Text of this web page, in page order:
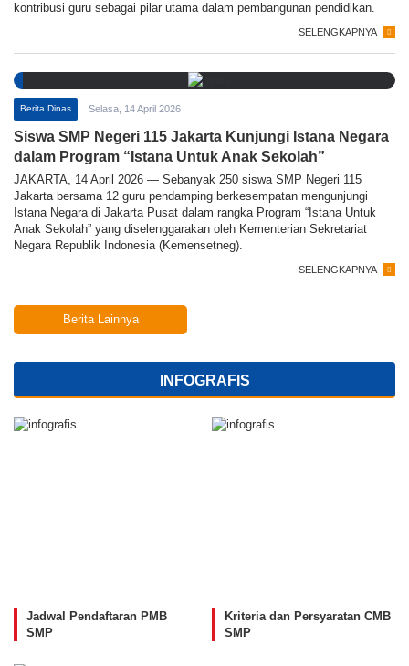
kontribusi guru sebagai pilar utama dalam pembangunan pendidikan.
SELENGKAPNYA
Berita Dinas Selasa, 14 April 2026
Siswa SMP Negeri 115 Jakarta Kunjungi Istana Negara
dalam Program “Istana Untuk Anak Sekolah”
JAKARTA, 14 April 2026 — Sebanyak 250 siswa SMP Negeri 115
Jakarta bersama 12 guru pendamping berkesempatan mengunjungi
Istana Negara di Jakarta Pusat dalam rangka Program “Istana Untuk
Anak Sekolah” yang diselenggarakan oleh Kementerian Sekretariat
Negara Republik Indonesia (Kemensetneg).
SELENGKAPNYA
Berita Lainnya
INFOGRAFIS
Jadwal Pendaftaran PMB
SMP
Kriteria dan Persyaratan CMB
SMP